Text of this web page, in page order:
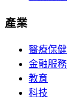
產業
醫療保健
金融服務
教育
科技